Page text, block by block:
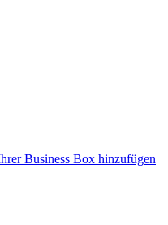
Business Box hinzufügen